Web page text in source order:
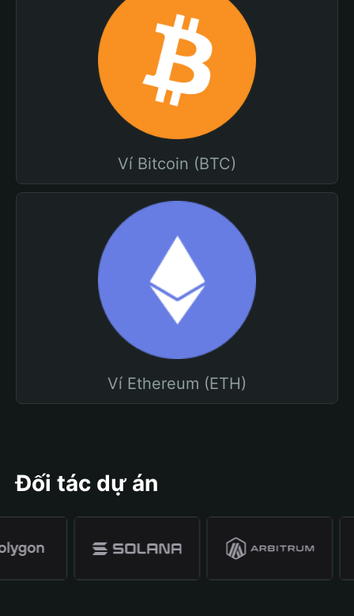
Ví Bitcoin (BTC)
Ví Ethereum (ETH)
Đối tác dự án